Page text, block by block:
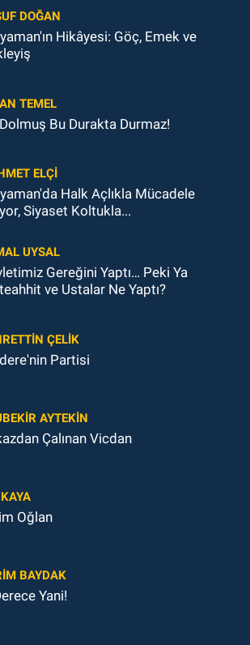
DOĞAN
Hikâyesi: Göç, Emek ve
TEMEL
Bu Durakta Durmaz!
ELÇI
Halk Açlıkla Mücadele
Siyaset Koltukla...
UYSAL
Gereğini Yaptı… Peki Ya
ve Ustalar Ne Yaptı?
ÇELİK
Partisi
AYTEKIN
Çalınan Vicdan
Oğlan
BAYDAK
Yani!